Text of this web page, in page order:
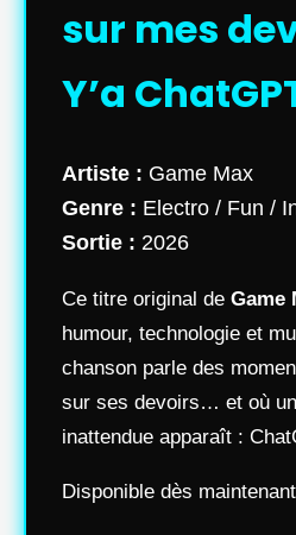
sur mes
Y’a
Artiste : Game Max
Genre : Electro / Fun /
Sortie : 2026
Ce titre original de Game
humour, technologie et
chanson parle des
sur ses devoirs… et où
inattendue apparaît :
Disponible dès